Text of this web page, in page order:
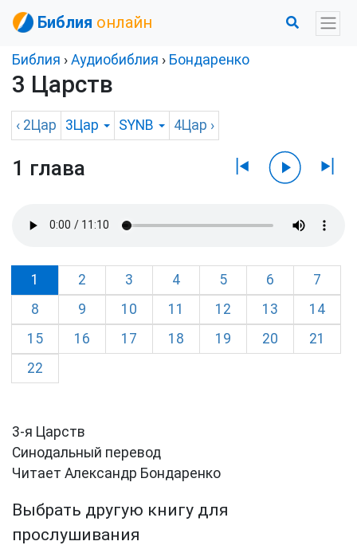
Библия онлайн
Библия › Аудиобиблия › Бондаренко
3 Царств
‹ 2Цар 3Цар SYNB 4Цар ›
1 глава
1 2 3 4 5 6
7
8
9 10 11 12 13
14
15
16 17 18 19 20
21
22
3-я Царств
Синодальный перевод
Читает Александр Бондаренко
Выбрать другую книгу для
прослушивания